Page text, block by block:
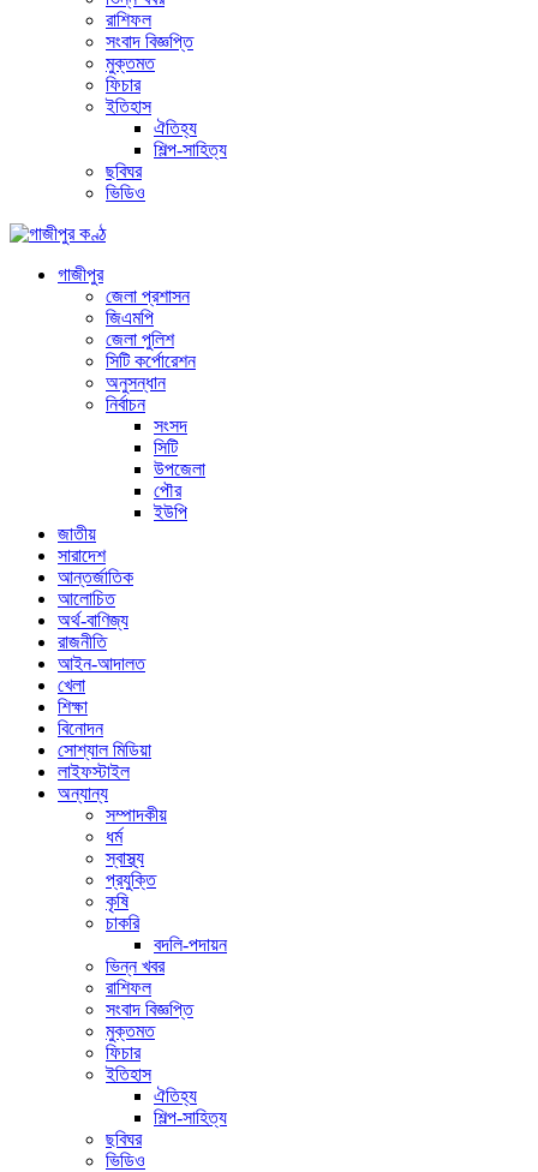
রাশিফল
সংবাদ বিজ্ঞপ্তি
মুক্তমত
ফিচার
ইতিহাস
ঐতিহ্য
শিল্প-সাহিত্য
ছবিঘর
ভিডিও
গাজীপুর
জেলা প্রশাসন
জিএমপি
জেলা পুলিশ
সিটি কর্পোরেশন
অনুসন্ধান
নির্বাচন
সংসদ
সিটি
উপজেলা
পৌর
ইউপি
জাতীয়
সারাদেশ
আন্তর্জাতিক
আলোচিত
অর্থ-বাণিজ্য
রাজনীতি
আইন-আদালত
খেলা
শিক্ষা
বিনোদন
সোশ্যাল মিডিয়া
লাইফস্টাইল
অন্যান্য
সম্পাদকীয়
ধর্ম
স্বাস্থ্য
প্রযুক্তি
কৃষি
চাকরি
বদলি-পদায়ন
ভিন্ন খবর
রাশিফল
সংবাদ বিজ্ঞপ্তি
মুক্তমত
ফিচার
ইতিহাস
ঐতিহ্য
শিল্প-সাহিত্য
ছবিঘর
ভিডিও